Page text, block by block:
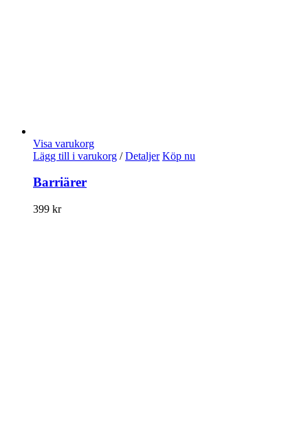
Visa varukorg
Lägg till i varukorg / Detaljer Köp nu
Barriärer
399 kr